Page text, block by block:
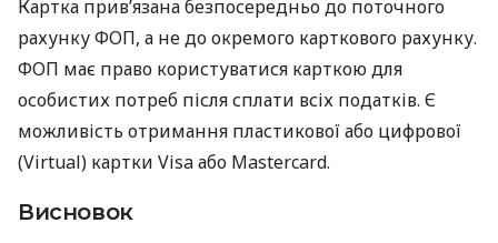
Картка прив’язана безпосередньо до поточного
рахунку ФОП, а не до окремого карткового рахунку.
ФОП має право користуватися карткою для
особистих потреб після сплати всіх податків. Є
можливість отримання пластикової або цифрової
(Virtual) картки Visa або Mastercard.
Висновок